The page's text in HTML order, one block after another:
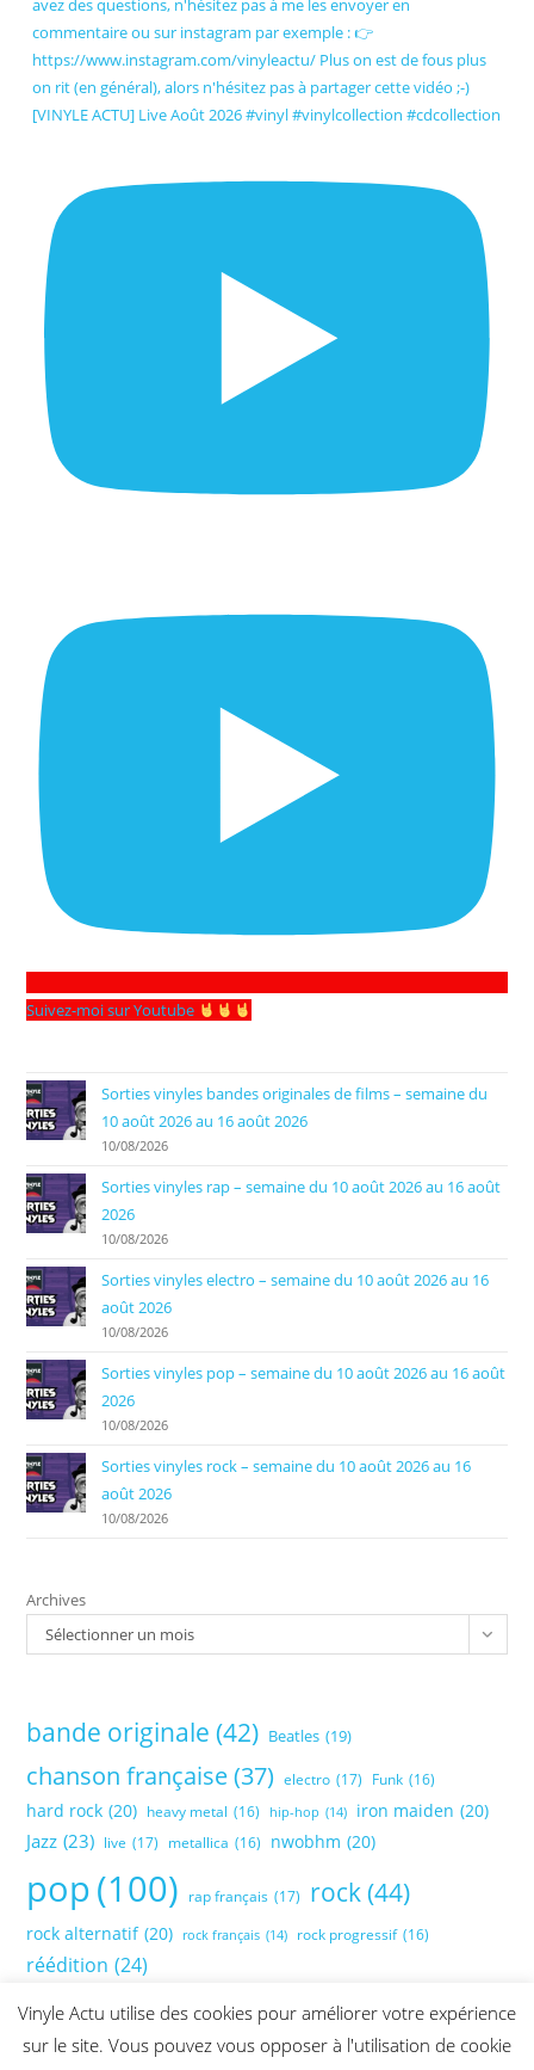
[VINYLE ACTU] Live Août 2026 #vinyl #vinylcollection #cdcollection
Suivez-moi sur Youtube
Sorties vinyles bandes originales de films – semaine du
10 août 2026 au 16 août 2026
10/08/2026
Sorties vinyles rap – semaine du 10 août 2026 au 16 août
2026
10/08/2026
Sorties vinyles electro – semaine du 10 août 2026 au 16
août 2026
10/08/2026
Sorties vinyles pop – semaine du 10 août 2026 au 16 août
2026
10/08/2026
Sorties vinyles rock – semaine du 10 août 2026 au 16
août 2026
10/08/2026
Archives
Sélectionner un mois
bande originale (42) Beatles (19)
chanson française (37) electro (17) Funk (16)
hard rock (20) heavy metal (16) hip-hop (14) iron maiden (20)
Jazz (23) live (17) metallica (16) nwobhm (20)
pop(100) rap français (17) rock(44)
rock alternatif (20) rock français (14) rock progressif (16)
réédition (24)
Vinyle Actu utilise des cookies pour améliorer votre expérience
sur le site. Vous pouvez vous opposer à l'utilisation de cookie